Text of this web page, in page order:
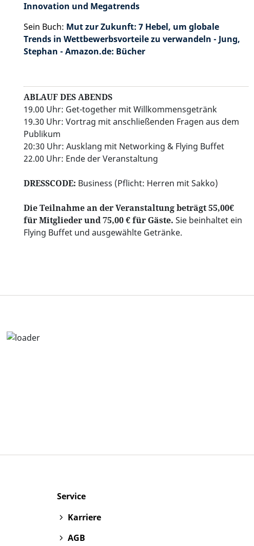
Innovation und Megatrends
Sein Buch: Mut zur Zukunft: 7 Hebel, um globale
Trends in Wettbewerbsvorteile zu verwandeln - Jung,
Stephan - Amazon.de: Bücher
ABLAUF DES ABENDS
19.00 Uhr: Get-together mit Willkommensgetränk
19.30 Uhr: Vortrag mit anschließenden Fragen aus dem
Publikum
20:30 Uhr: Ausklang mit Networking & Flying Buffet
22.00 Uhr: Ende der Veranstaltung
DRESSCODE: Business (Pflicht: Herren mit Sakko)
Die Teilnahme an der Veranstaltung beträgt 55,00€
für Mitglieder und 75,00 € für Gäste. Sie beinhaltet ein
Flying Buffet und ausgewählte Getränke.
Service
Karriere
AGB